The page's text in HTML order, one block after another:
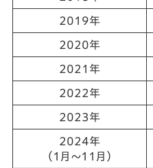
2019年
2020年
2021年
2022年
2023年
2024年
（1月～11月）